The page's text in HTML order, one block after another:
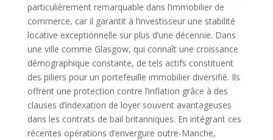
particulièrement remarquable dans l’immobilier de
commerce, car il garantit à l’investisseur une stabilité
locative exceptionnelle sur plus d’une décennie. Dans
une ville comme Glasgow, qui connaît une croissance
démographique constante, de tels actifs constituent
des piliers pour un portefeuille immobilier diversifié. Ils
offrent une protection contre l’inflation grâce à des
clauses d’indexation de loyer souvent avantageuses
dans les contrats de bail britanniques. En intégrant ces
récentes opérations d’envergure outre-Manche,